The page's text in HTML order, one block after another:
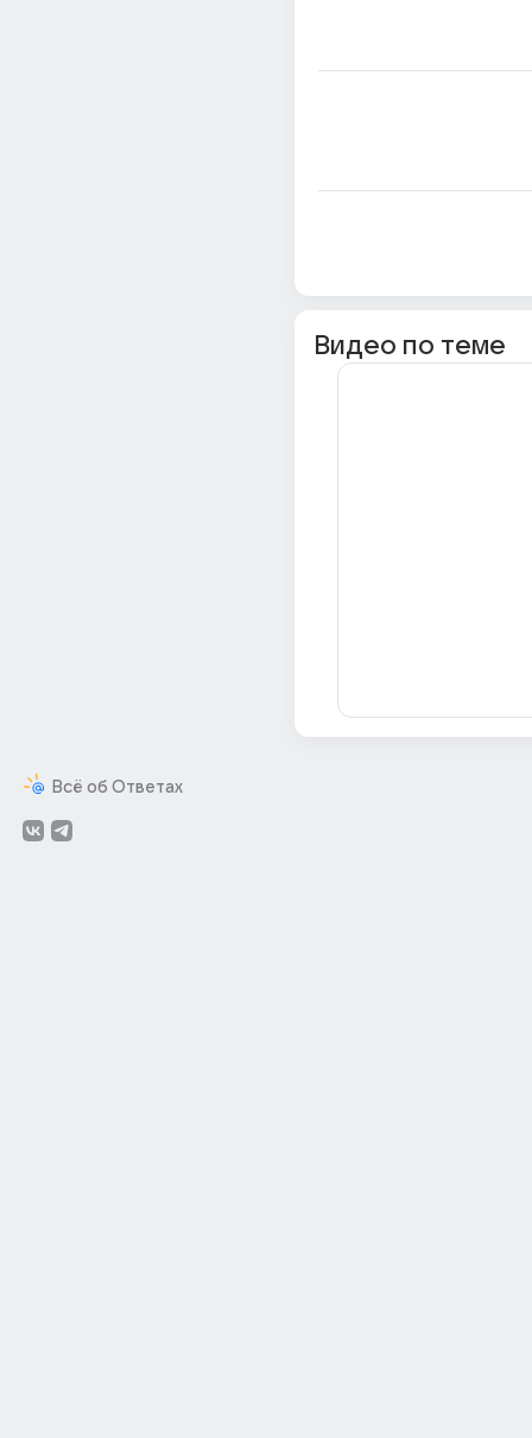
Всё об Ответах
Видео по теме